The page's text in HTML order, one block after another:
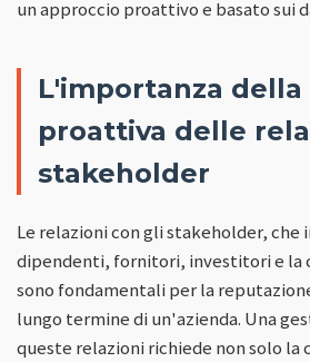
un approccio proattivo e basato sui
L'importanza
proattiva delle
stakeholder
Le relazioni con gli stakeholder,
dipendenti, fornitori, investitori e la
sono fondamentali per la
lungo termine di un'azienda. Una
queste relazioni richiede non solo la